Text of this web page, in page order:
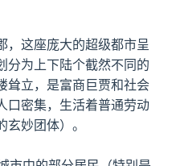
，这座庞大的超级都市呈
分为上下陆个截然不同的
耸立，是富商巨贾和社会
口密集，生活着普通劳动
妙团体）。